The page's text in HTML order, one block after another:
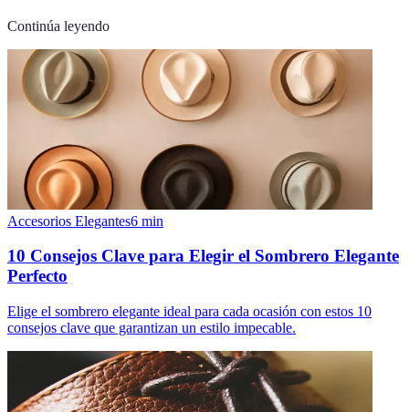
Continúa leyendo
Accesorios Elegantes6 min
10 Consejos Clave para Elegir el Sombrero Elegante
Perfecto
Elige el sombrero elegante ideal para cada ocasión con estos 10
consejos clave que garantizan un estilo impecable.